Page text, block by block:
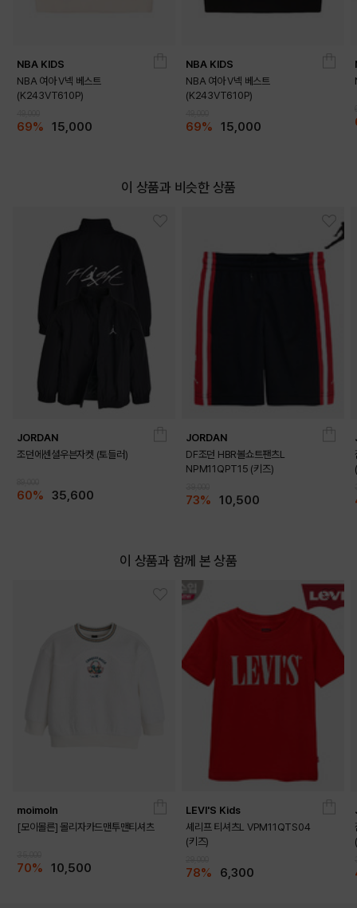
NBA KIDS
NBA 여아 V넥 베스트
(K243VT610P)
69% 15,000
NBA KIDS
NBA 여아 V넥 베스트
(K243VT610P)
69% 15,000
이 상품과 비슷한 상품
JORDAN
조던에센셜우븐자켓 (토들러)
60% 35,600
JORDAN
DF조던 HBR볼쇼트팬츠L
NPM11QPT15 (키즈)
73% 10,500
이 상품과 함께 본 상품
moimoln
[모이몰른] 몰리자카드맨투맨티셔츠
70% 10,500
LEVI'S Kids
셰리프 티셔츠L VPM11QTS04
(키즈)
78% 6,300